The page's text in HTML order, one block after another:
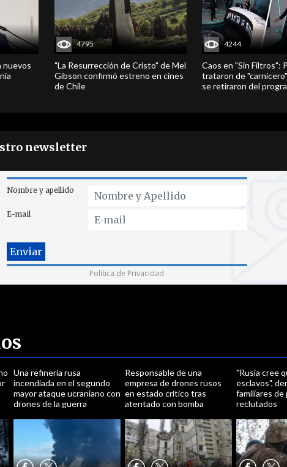
nuevos
4795
"La Resurrección de Cristo" de Mel
Gibson confirmó estreno en cines
de Chile
4244
Caos en "Sin Filtros":
trataron de
se retiraron del
newsletter
Nombre y apellido
E-mail
Política de Privacidad
Una refinería rusa
incendiada en el segundo
mayor ataque ucraniano con
drones de la guerra
Responsable de una
empresa de drones rusos
en estado crítico tras
atentado con bomba
"Rusia cree
esclavos",
familiares de
reclutados